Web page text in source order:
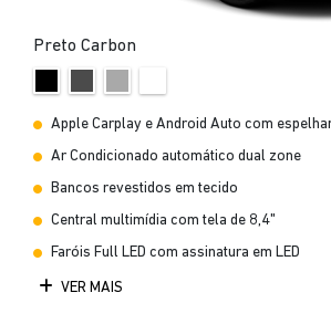
Preto Carbon
Apple Carplay e Android Auto com
Ar Condicionado automático dual zone
Bancos revestidos em tecido
Central multimídia com tela de 8,4"
Faróis Full LED com assinatura em LED
VER MAIS